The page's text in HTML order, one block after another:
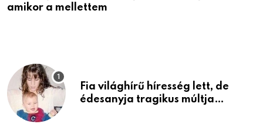
amikor a mellettem
Fia világhírű híresség lett, de
édesanyja tragikus múltja